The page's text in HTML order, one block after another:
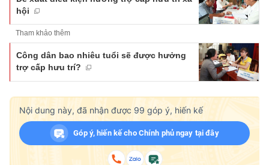
hội
Tham khảo thêm
Công dân bao nhiêu tuổi sẽ được hưởng
trợ cấp hưu trí?
Nội dung này, đã nhận được 99 góp ý, hiến kế
Góp ý, hiến kế cho Chính phủ ngay tại đây